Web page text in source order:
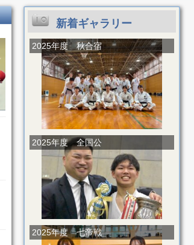
新着ギャラリー
2025年度 秋合宿
2025年度 全国公
2025年度 七帝戦